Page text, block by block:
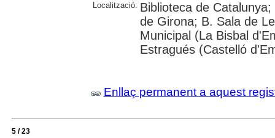
Localització: Biblioteca de
de Girona; B. Sala de
Municipal (La Bisbal
Estragués (Castelló
Enllaç permanent a aquest
5 / 23